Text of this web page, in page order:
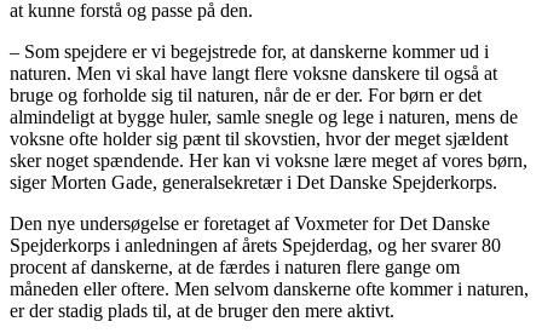
at kunne forstå og passe på den.
– Som spejdere er vi begejstrede for, at danskerne kommer ud i
naturen. Men vi skal have langt flere voksne danskere til også at
bruge og forholde sig til naturen, når de er der. For børn er det
almindeligt at bygge huler, samle snegle og lege i naturen, mens de
voksne ofte holder sig pænt til skovstien, hvor der meget sjældent
sker noget spændende. Her kan vi voksne lære meget af vores børn,
siger Morten Gade, generalsekretær i Det Danske Spejderkorps.
Den nye undersøgelse er foretaget af Voxmeter for Det Danske
Spejderkorps i anledningen af årets Spejderdag, og her svarer 80
procent af danskerne, at de færdes i naturen flere gange om
måneden eller oftere. Men selvom danskerne ofte kommer i naturen,
er der stadig plads til, at de bruger den mere aktivt.